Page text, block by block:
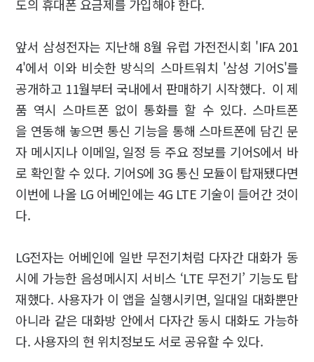
도의 휴대폰 요금제를 가입해야 한다.
앞서 삼성전자는 지난해 8월 유럽 가전전시회 'IFA 201
4'에서 이와 비슷한 방식의 스마트워치 '삼성 기어S'를
공개하고 11월부터 국내에서 판매하기 시작했다. 이 제
품 역시 스마트폰 없이 통화를 할 수 있다. 스마트폰
을 연동해 놓으면 통신 기능을 통해 스마트폰에 담긴 문
자 메시지나 이메일, 일정 등 주요 정보를 기어S에서 바
로 확인할 수 있다. 기어S에 3G 통신 모듈이 탑재됐다면
이번에 나올 LG 어베인에는 4G LTE 기술이 들어간 것이
다.
LG전자는 어베인에 일반 무전기처럼 다자간 대화가 동
시에 가능한 음성메시지 서비스 ‘LTE 무전기’ 기능도 탑
재했다. 사용자가 이 앱을 실행시키면, 일대일 대화뿐만
아니라 같은 대화방 안에서 다자간 동시 대화도 가능하
다. 사용자의 현 위치정보도 서로 공유할 수 있다.